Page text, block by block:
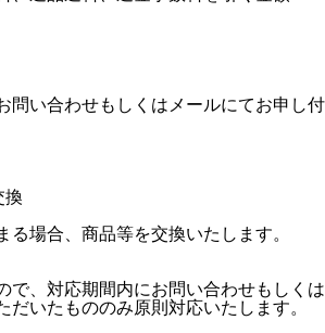
問い合わせもしくはメールにてお申し付
換
る場合、商品等を交換いたします。
で、対応期間内にお問い合わせもしくは
だいたもののみ原則対応いたします。